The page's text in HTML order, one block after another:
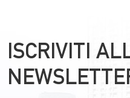
ISCRIVITI